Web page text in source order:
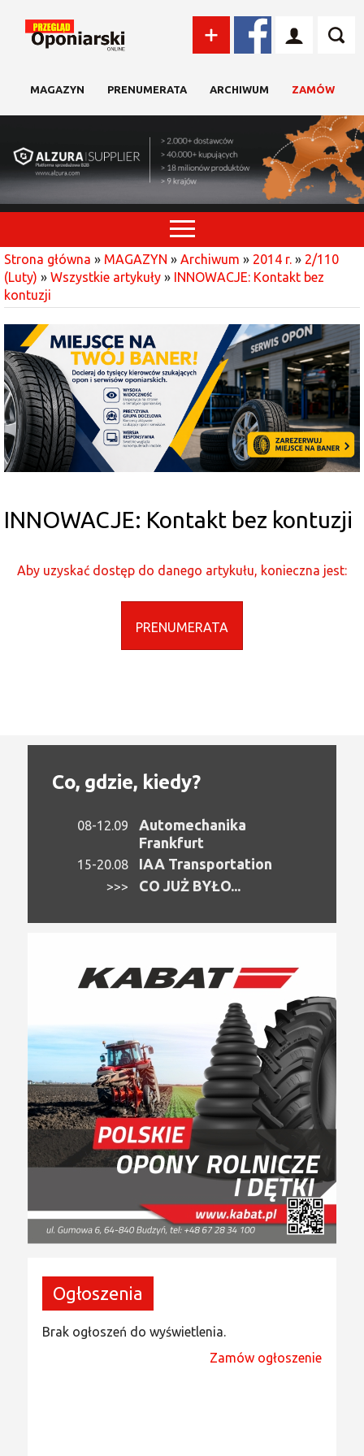
MAGAZYN PRENUMERATA ARCHIWUM ZAMÓW
Strona główna » MAGAZYN » Archiwum » 2014 r. » 2/110
(Luty) » Wszystkie artykuły » INNOWACJE: Kontakt bez
kontuzji
INNOWACJE: Kontakt bez kontuzji
Aby uzyskać dostęp do danego artykułu, konieczna jest:
PRENUMERATA
Co, gdzie, kiedy?
08-12.09
Automechanika
Frankfurt
15-20.08 IAA Transportation
>>> CO JUŻ BYŁO...
Ogłoszenia
Brak ogłoszeń do wyświetlenia.
Zamów ogłoszenie